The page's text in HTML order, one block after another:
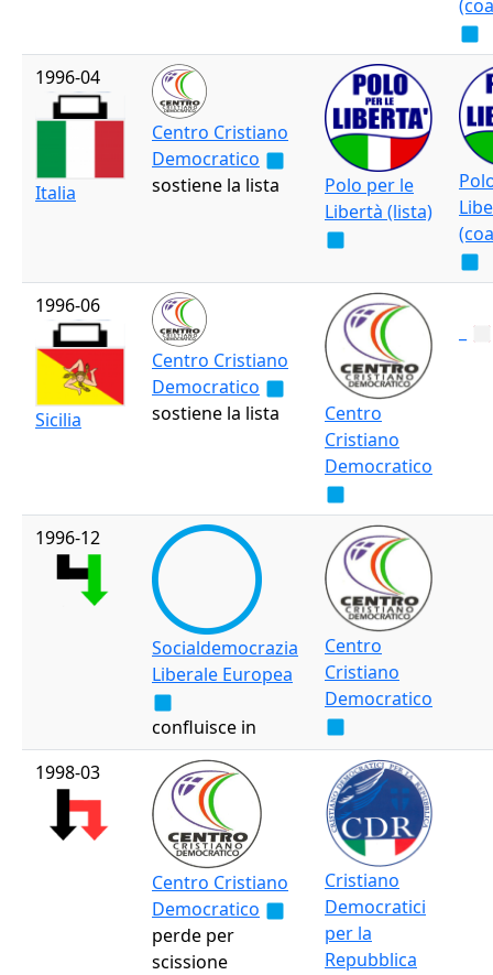
1996-04
Italia
Centro Cristiano
Democratico
sostiene la lista
Polo per le
Libertà (lista)
1996-06
Sicilia
Centro Cristiano
Democratico
sostiene la lista
Centro
Cristiano
Democratico
1996-12
Socialdemocrazia
Liberale Europea
confluisce in
Centro
Cristiano
Democratico
1998-03
Centro Cristiano
Democratico
perde per
scissione
Cristiano
Democratici
per la
Repubblica